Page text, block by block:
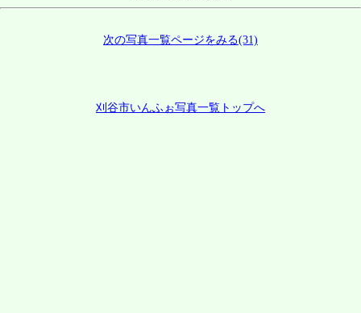
次の写真一覧ページをみる(31)
刈谷市いんふぉ写真一覧トップへ